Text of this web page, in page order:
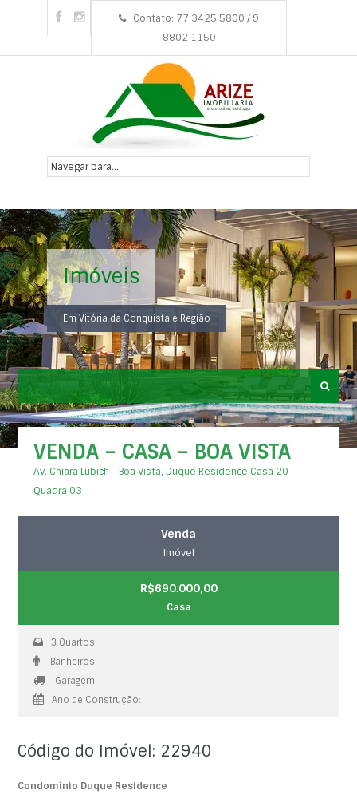
Contato: 77 3425 5800 / 9
8802 1150
Imóveis
Em Vitória da Conquista e Região
VENDA – CASA – BOA VISTA
Av. Chiara Lubich - Boa Vista, Duque Residence Casa 20 -
Quadra 03
Venda
Imóvel
R$690.000,00
Casa
3 Quartos
Banheiros
Garagem
Ano de Construção:
Código do Imóvel: 22940
Condomínio Duque Residence